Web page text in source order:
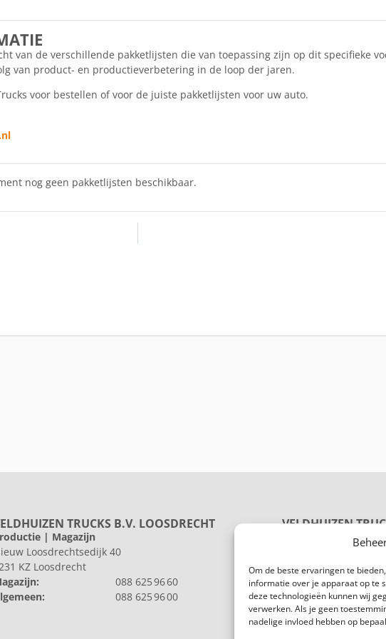
Om de beste ervaringen te
informatie over je apparaat op te
deze technologieën kunnen wij
verwerken. Als je geen
nadelige invloed hebben op
van de verschillende pakketlijsten die van toepassing zijn op dit specifieke
van product- en productieverbetering in de loop der jaren.
voor bestellen of voor de juiste pakketlijsten voor uw auto.
nog geen pakketlijsten beschikbaar.
TRUCKS B.V. LOOSDRECHT
| Magazijn
Loosdrechtsedijk 40
KZ Loosdrecht
088 625 96 60
088 625 96 00
VELDHUIZEN
8028 PL Zwolle
Algemeen: